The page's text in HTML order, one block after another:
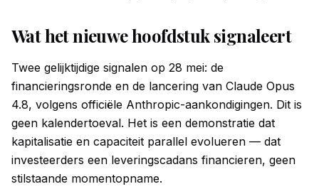
Wat het nieuwe hoofdstuk signaleert
Twee gelijktijdige signalen op 28 mei: de
financieringsronde en de lancering van Claude Opus
4.8, volgens officiële Anthropic-aankondigingen. Dit is
geen kalendertoeval. Het is een demonstratie dat
kapitalisatie en capaciteit parallel evolueren — dat
investeerders een leveringscadans financieren, geen
stilstaande momentopname.